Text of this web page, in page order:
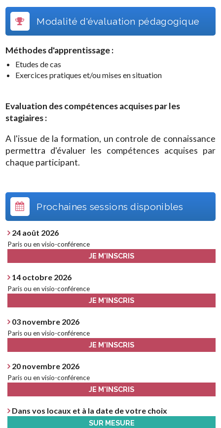
Modalité d'évaluation pédagogique
Méthodes d'apprentissage :
Etudes de cas
Exercices pratiques et/ou mises en situation
Evaluation des compétences acquises par les
stagiaires :
A l'issue de la formation, un controle de connaissance
permettra d'évaluer les compétences acquises par
chaque participant.
Prochaines sessions disponibles
24 août 2026
Paris ou en visio-conférence
JE M'INSCRIS
14 octobre 2026
Paris ou en visio-conférence
JE M'INSCRIS
03 novembre 2026
Paris ou en visio-conférence
JE M'INSCRIS
20 novembre 2026
Paris ou en visio-conférence
JE M'INSCRIS
Dans vos locaux et à la date de votre choix
SUR MESURE